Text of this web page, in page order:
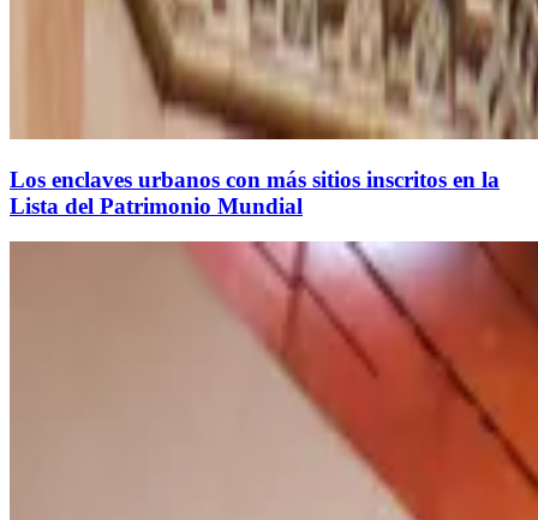
Los enclaves urbanos con más sitios inscritos en la
Lista del Patrimonio Mundial